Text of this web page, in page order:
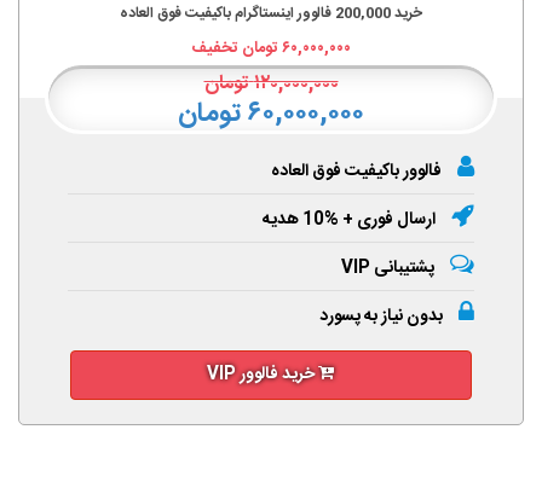
خرید200,000 فالوور اینستاگرام باکیفیت فوق العاده
۶۰,۰۰۰,۰۰۰تومان تخفیف
۱۲۰,۰۰۰,۰۰۰تومان
۶۰,۰۰۰,۰۰۰ تومان
فالوور باکیفیت فوق العاده
ارسال فوری + %10 هدیه
پشتیبانی VIP
بدون نیاز به پسورد
خرید فالوور VIP